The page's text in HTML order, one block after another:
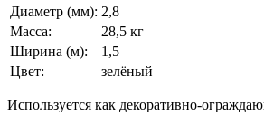
Диаметр (мм): 2,8
Масса:
28,5 кг
Ширина (м):
1,5
Цвет:
зелёный
Используется как декоративно-